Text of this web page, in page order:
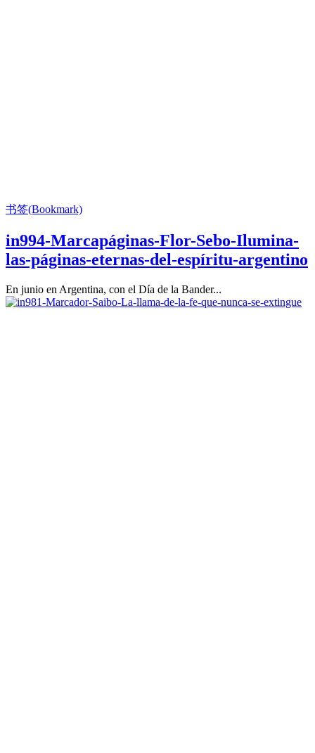
书签(Bookmark)
in994-Marcapáginas-Flor-Sebo-Ilumina-
las-páginas-eternas-del-espíritu-argentino
En junio en Argentina, con el Día de la Bander...